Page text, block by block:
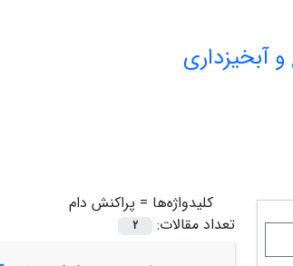
آبخیزداری
کلیدواژه‌ها = پراکنش دام
تعداد مقالات:
2